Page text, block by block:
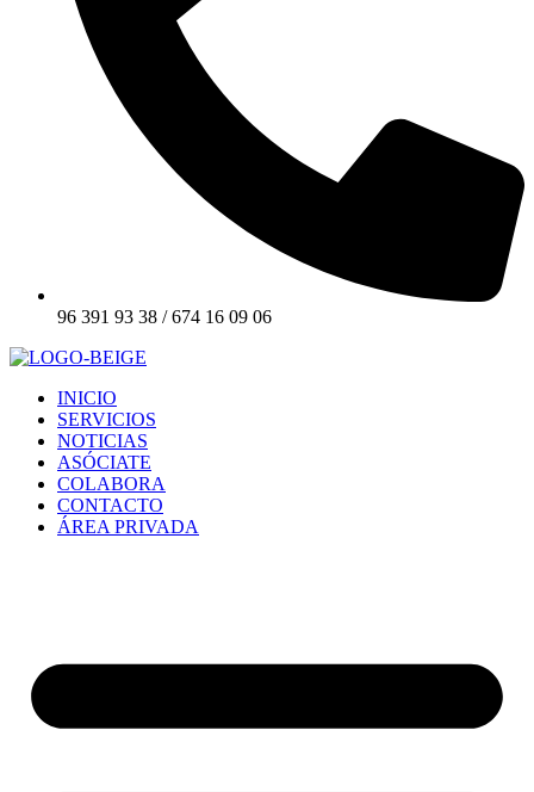
96 391 93 38 / 674 16 09 06
INICIO
SERVICIOS
NOTICIAS
ASÓCIATE
COLABORA
CONTACTO
ÁREA PRIVADA